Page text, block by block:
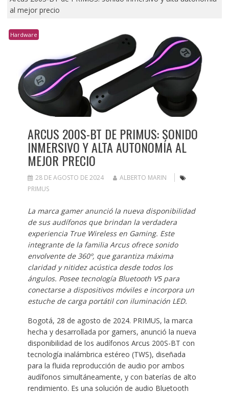
al mejor precio
Hardware
ARCUS 200S-BT DE PRIMUS: SONIDO
INMERSIVO Y ALTA AUTONOMÍA AL
MEJOR PRECIO
28 DE AGOSTO DE 2024
ALBERTO MARIN
PRIMUS
La marca gamer anunció la nueva disponibilidad
de sus audífonos que brindan la verdadera
experiencia True Wireless en Gaming. Este
integrante de la familia Arcus ofrece sonido
envolvente de 360º, que garantiza máxima
claridad y nitidez acústica desde todos los
ángulos. Posee tecnología Bluetooth V5 para
conectarse a dispositivos móviles e incorpora un
estuche de carga portátil con iluminación LED.
Bogotá, 28 de agosto de 2024. PRIMUS, la marca
hecha y desarrollada por gamers, anunció la nueva
disponibilidad de los audífonos Arcus 200S-BT con
tecnología inalámbrica estéreo (TWS), diseñada
para la fluida reproducción de audio por ambos
audífonos simultáneamente, y con baterías de alto
rendimiento. Es una solución de audio Bluetooth